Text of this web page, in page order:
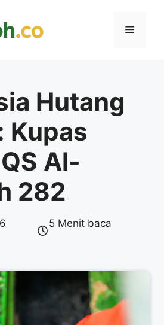
Menu
Hutang
Kupas
Al-
282
5 Menit baca